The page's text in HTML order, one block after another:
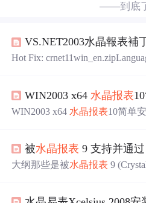
——到底
VS.NET2003水晶報表補
Hot Fix:
更新一下
WIN2003 x64 水晶报表
WIN2003 x64 水晶报表10简单
l
务器上完整安装了VS2005后一
被水晶报表 9 支持并通
大纲那些是被水晶报表 9